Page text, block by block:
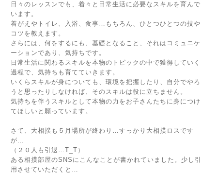
日々のレッスンでも、着々と日常生活に必要なスキルを育んで
います。
着がえやトイレ、入浴、食事…もちろん、ひとつひとつの技や
コツを教えます。
さらには、何をするにも、基礎となること、それはコミュニケ
ーションであり、気持ちです。
日常生活に関わるスキルを本物のトピックの中で獲得していく
過程で、気持ちも育てていきます。
いくらスキルが身についても、環境を把握したり、自分でやろ
うと思ったりしなければ、そのスキルは役に立ちません。
気持ちを伴うスキルとして本物の力をお子さんたちに身につけ
てほしいと願っています。
さて、大相撲も５月場所が終わり…すっかり大相撲ロスです
が…
（２０人も引退…T_T）
ある相撲部屋のSNSにこんなことが書かれていました。少し引
用させていただくと…